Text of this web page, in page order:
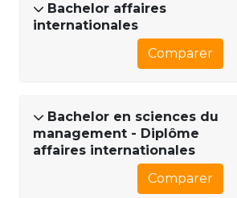
Bachelor affaires
internationales
Comparer
Bachelor en sciences du
management - Diplôme
affaires internationales
Comparer